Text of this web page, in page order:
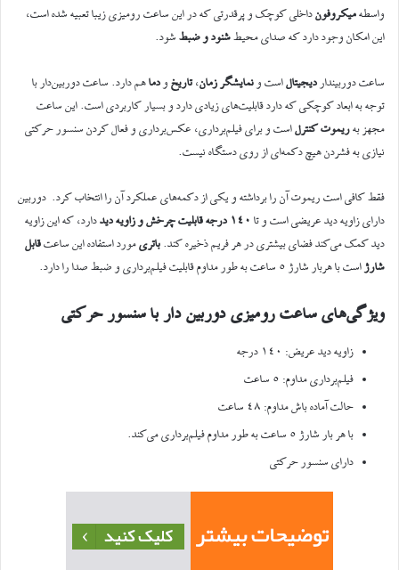
واسطهمیکروفونداخلی کوچک و پرقدرتی که در این ساعت رومیزی زیبا تعبیه شده است،
این امکان وجود دارد که صدای محیطشنود و ضبط شود.
ساعت دوربیندار دیجیتالاست و نمایشگر زمان،تاریخ و دماهم دارد. ساعت دوربین‌دار با
توجه به ابعاد کوچکی که دارد قابلیت‌های زیادی دارد و بسیار کاربردی است. این ساعت
مجهز بهریموت کنترلاست و برای فیلم‌برداری، عکس‌برداری و فعال کردن سنسور حرکتی
نیازی به فشردن هیچ دکمه‌ای از روی دستگاه نیست.
فقط کافی است ریموت آن را برداشته و یکی از دکمه‌های عملکرد آن را انتخاب کرد. دوربین‌
دارای زاویه دید عریضی است و تا
دارد، که این زاویه
دید کمک می‌کند فضای بیشتری در هر فریم ذخیره کند. باتریمورد استفاده این ساعتقابل
شارژ است با هربار شارژ ۵ ساعت به طور مداوم قابلیت فیلم‌برداری و ضبط صدا را دارد.
ویژگی‌های ساعت رومیزی دوربین دار با سنسور حرکتی
زاویه دید عریض: ۱۴۰ درجه
فیلم‌برداری مداوم: ۵ ساعت
حالت آماده باش مداوم: ۴۸ ساعت
با هر بار شارژ ۵ ساعت به طور مداوم فیلم‌برداری می‌کند.
دارای سنسور حرکتی